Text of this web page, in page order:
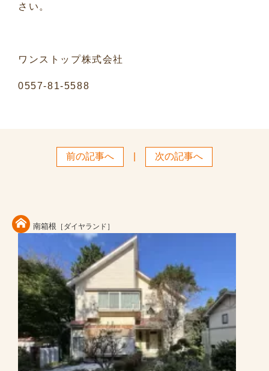
さい。
ワンストップ株式会社
0557-81-5588
前の記事へ 次の記事へ
南箱根 ［ダイヤランド］